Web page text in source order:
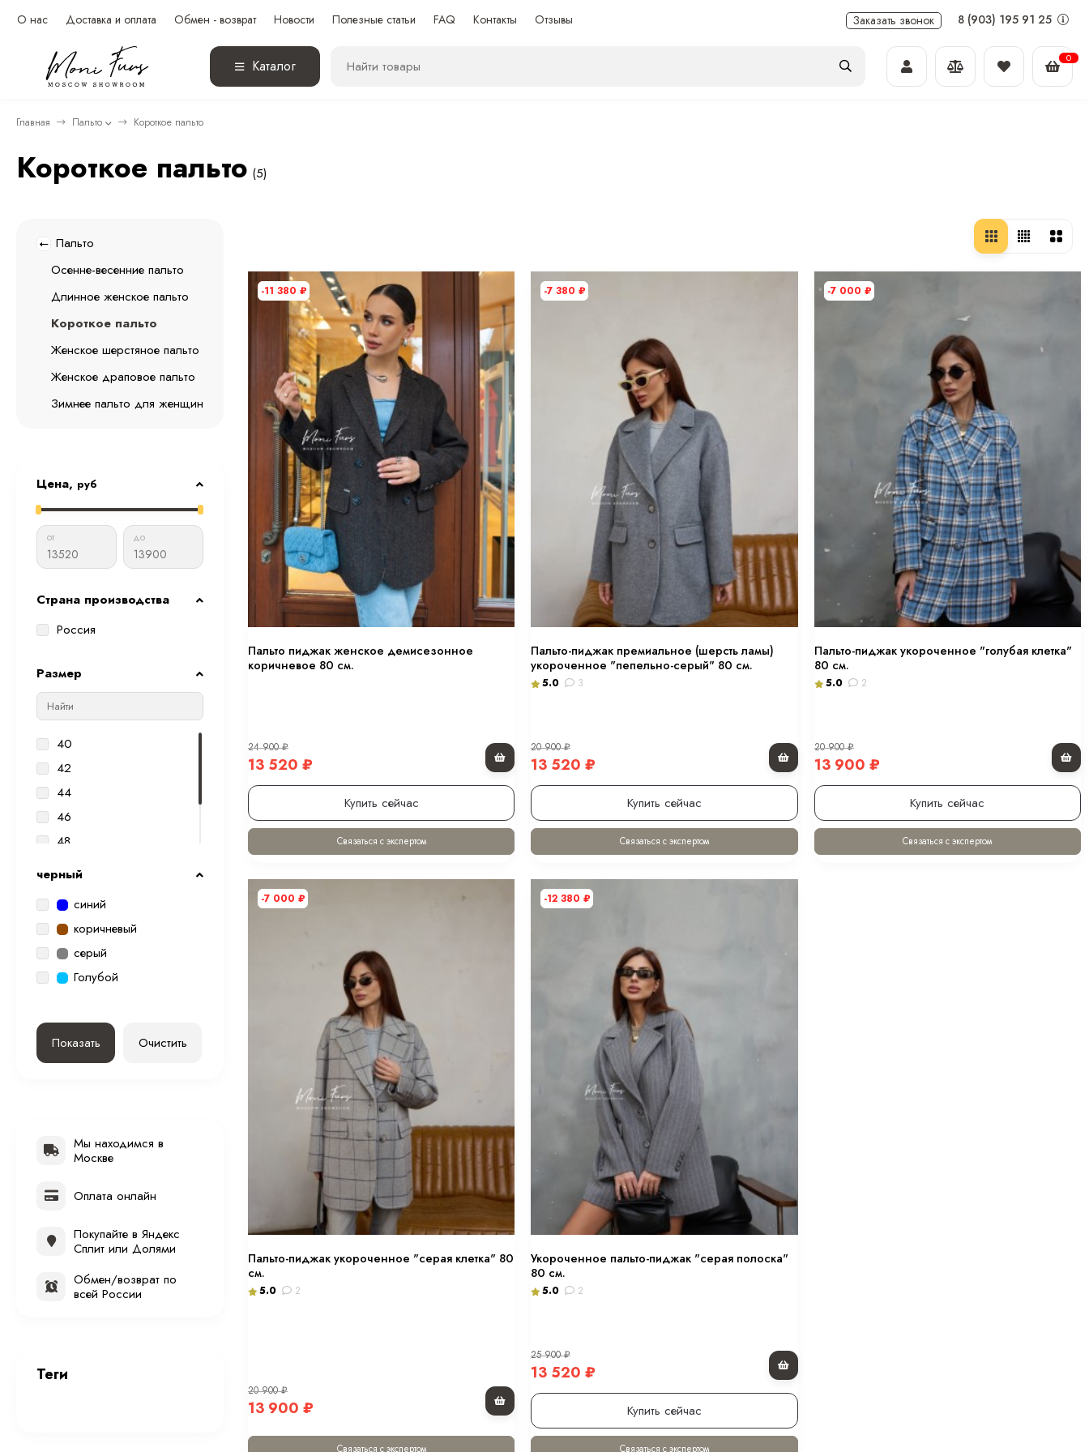
О нас Доставка и оплата Обмен - возврат Новости Полезные статьи FAQ Контакты Отзывы Заказать звонок 8 (903) 195 91 25
Каталог 0
Главная Пальто Короткое пальто
Короткое пальто (5)
-11 380 ₽
Пальто пиджак женское демисезонное
коричневое 80 см.
24 900₽
13 520 ₽
Купить сейчас
Связаться с экспертом
-7 380₽
Пальто-пиджак премиальное (шерсть ламы)
укороченное "пепельно-серый" 80 см.
5.0 3
20 900₽
13 520₽
Купить сейчас
Связаться с экспертом
-7 000 ₽
Пальто-пиджак укороченное "голубая клетка"
80 см.
5.0 2
20 900₽
13 900 ₽
Купить сейчас
Связаться с экспертом
-7 000 ₽
Пальто-пиджак укороченное "серая клетка" 80
см.
5.0 2
20 900₽
13 900 ₽
Связаться с экспертом
-12 380₽
Укороченное пальто-пиджак "серая полоска"
80 см.
5.0 2
25 900₽
13 520₽
Купить сейчас
Связаться с экспертом
Пальто
Осенне-весенние пальто
Длинное женское пальто
Короткое пальто
Женское шерстяное пальто
Женское драповое пальто
Зимнее пальто для женщин
Цена, руб
от до
Страна производства
Россия
Размер
40
42
44
46
48
черный
синий
коричневый
серый
Голубой
Показать Очистить
Мы находимся в
Москве
Оплата онлайн
Покупайте в Яндекс
Сплит или Долями
Обмен/возврат по
всей России
Теги